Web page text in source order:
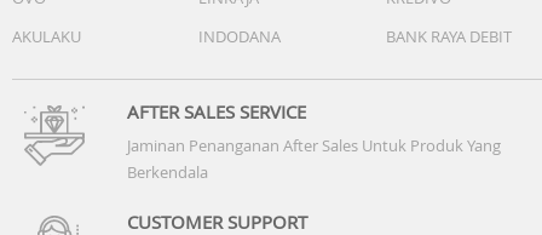
AKULAKU
INDODANA BANK RAYA DEBIT
AFTER SALES SERVICE
Jaminan Penanganan After Sales Untuk Produk Yang
Berkendala
CUSTOMER SUPPORT